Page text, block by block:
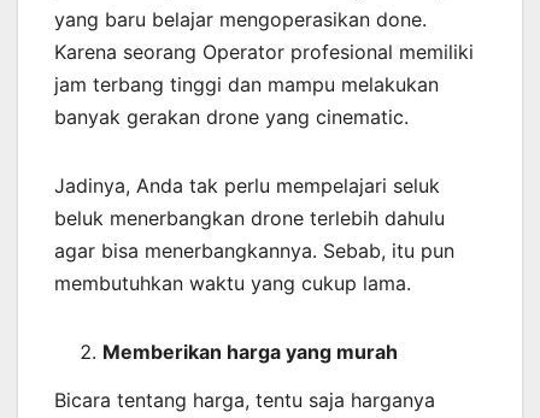
yang baru belajar mengoperasikan done.
Karena seorang Operator profesional memiliki
jam terbang tinggi dan mampu melakukan
banyak gerakan drone yang cinematic.
Jadinya, Anda tak perlu mempelajari seluk
beluk menerbangkan drone terlebih dahulu
agar bisa menerbangkannya. Sebab, itu pun
membutuhkan waktu yang cukup lama.
Memberikan harga yang murah
Bicara tentang harga, tentu saja harganya